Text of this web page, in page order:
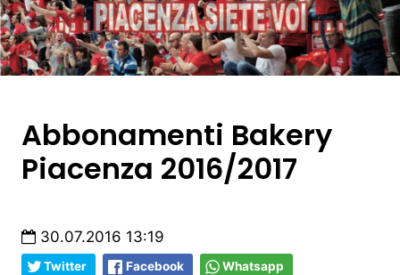
Abbonamenti Bakery
Piacenza 2016/2017
30.07.2016 13:19
Twitter Facebook Whatsapp